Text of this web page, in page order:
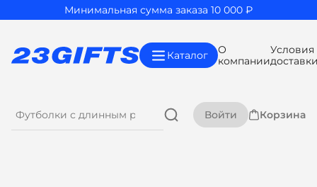
Минимальная сумма заказа 10 000 ₽
Каталог
О
компании
Условия
Войти Корзина